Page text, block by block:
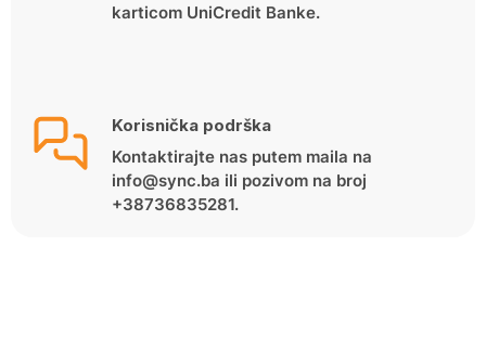
karticom UniCredit Banke.
Korisnička podrška
Kontaktirajte nas putem maila na
info@sync.ba ili pozivom na broj
+38736835281.